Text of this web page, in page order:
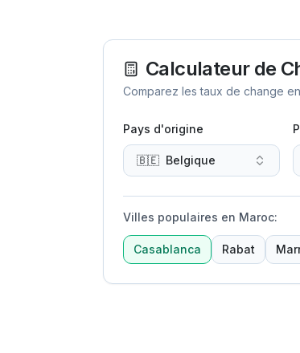
Calculateur de
Comparez les taux de change
Pays d'origine
🇧🇪 Belgique
Villes populaires en Maroc:
Casablanca Rabat